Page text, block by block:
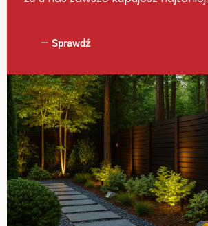
— Sprawdź